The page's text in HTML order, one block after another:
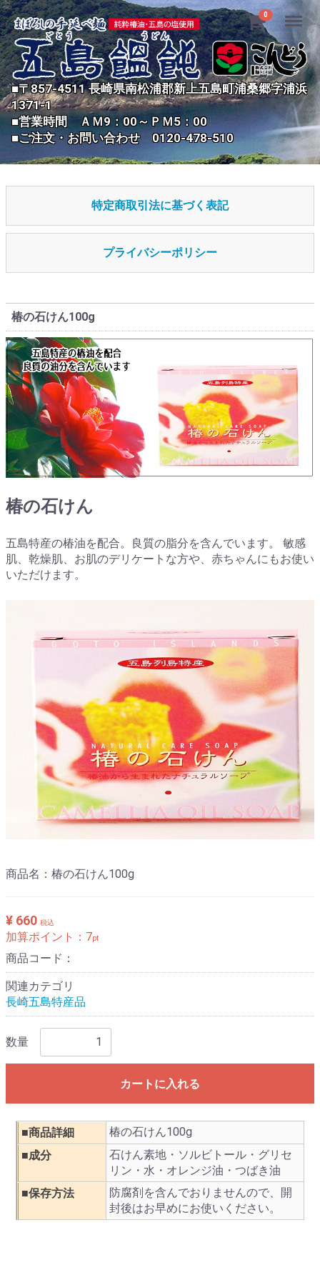
■〒857-4511 長崎県南松浦郡新上五島町浦桑郷字浦浜
1371-1
■営業時間 ＡＭ9：00～ＰＭ5：00
■ご注文・お問い合わせ 0120-478-510
0 Menu
特定商取引法に基づく表記
プライバシーポリシー
椿の石けん100g
椿の石けん
五島特産の椿油を配合。良質の脂分を含んでいます。 敏感
肌、乾燥肌、お肌のデリケートな方や、赤ちゃんにもお使い
いただけます。
商品名：椿の石けん100g
¥ 660 税込
加算ポイント： 7pt
商品コード：
関連カテゴリ
長崎五島特産品
数量
カートに入れる
■商品詳細
椿の石けん100g
■成分
石けん素地・ソルビトール・グリセ
リン・水・オレンジ油・つばき油
■保存方法
防腐剤を含んでおりませんので、開
封後はお早めにお使いください。